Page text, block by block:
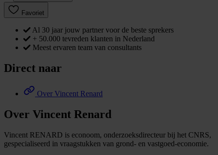
Favoriet
Al 30 jaar jouw partner voor de beste sprekers
+ 50.000 tevreden klanten in Nederland
Meest ervaren team van consultants
Direct naar
Over Vincent Renard
Over Vincent Renard
Vincent RENARD is econoom, onderzoeksdirecteur bij het CNRS,
gespecialiseerd in vraagstukken van grond- en vastgoed-economie.